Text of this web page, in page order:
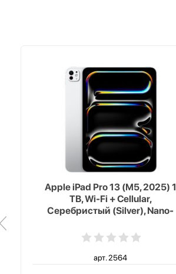
Apple iPad Pro 13 (M5, 2025) 1
TB, Wi-Fi + Cellular,
Серебристый (Silver), Nano-
арт. 2564